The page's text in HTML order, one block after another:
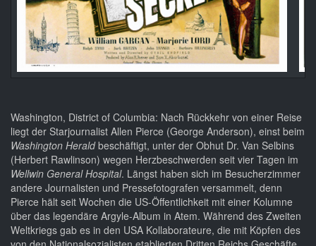
Washington, District of Columbia: Nach Rückkehr von einer Reise
liegt der Starjournalist Allen Pierce (George Anderson), einst beim
Washington Heraldbeschäftigt, unter der Obhut Dr. Van Selbins
(Herbert Rawlinson) wegen Herzbeschwerden seit vier Tagen im
Wellwin General Hospital. Längst haben sich im Besucherzimmer
andere Journalisten und Pressefotografen versammelt, denn
Pierce hält seit Wochen die US-Öffentlichkeit mit einer Kolumne
über das legendäre Argyle-Album in Atem. Während des Zweiten
Weltkriegs gab es in den USA Kollaborateure, die mit Köpfen des